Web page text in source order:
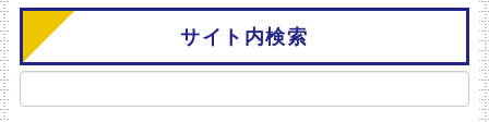
サイト内検索